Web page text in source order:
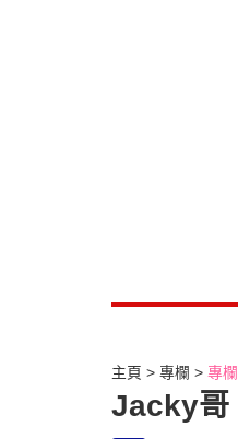
主頁 專欄 專欄
Jacky哥